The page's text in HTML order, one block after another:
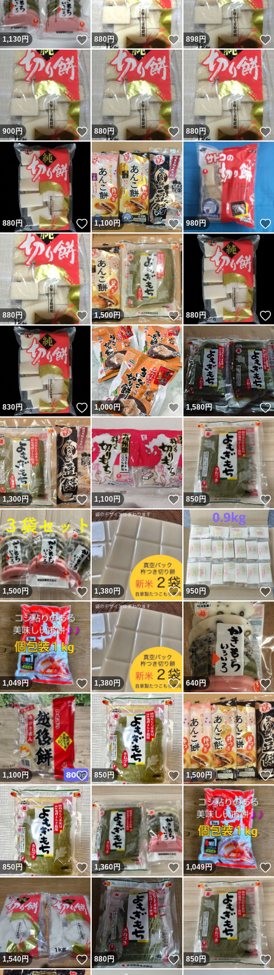
1,130円 いいね！
880円 いいね！
898円
900円 いいね！
880円 いいね！
880円
880円 いいね！
1,100円 いいね！
980円
880円 いいね！
1,500円 いいね！
880円
830円 いいね！
1,000円 いいね！
1,580円
1,300円 いいね！
1,100円 いいね！
850円
1,500円 いいね！
1,380円 いいね！
950円
1,049円 いいね！
1,380円 いいね！
640円
1,100円 いいね！
850円 いいね！
1,500円
850円 いいね！
1,360円 いいね！
1,049円
1,540円 いいね！
880円 いいね！
850円